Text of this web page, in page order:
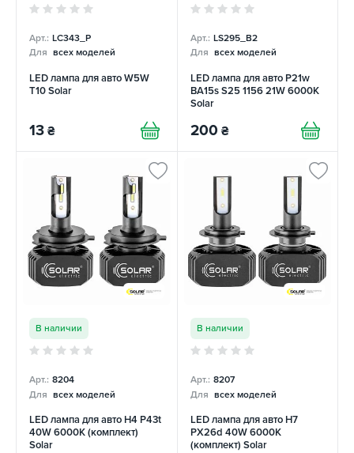
Арт.: LC343_P
Для всех моделей
LED лампа для авто W5W
T10 Solar
13 ₴
Арт.: LS295_B2
Для всех моделей
LED лампа для авто P21w
BA15s S25 1156 21W 6000K
Solar
200 ₴
В наличии
Арт.: 8204
Для всех моделей
LED лампа для авто H4 P43t
40W 6000K (комплект)
Solar
В наличии
Арт.: 8207
Для всех моделей
LED лампа для авто H7
PX26d 40W 6000K
(комплект) Solar